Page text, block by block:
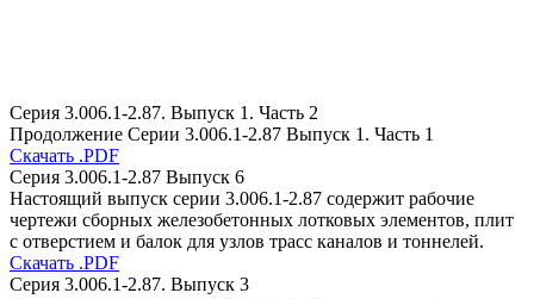
Серия 3.006.1-2.87. Выпуск 1. Часть 2
Продолжение Серии 3.006.1-2.87 Выпуск 1. Часть 1
Скачать .PDF
Серия 3.006.1-2.87 Выпуск 6
Настоящий выпуск серии 3.006.1-2.87 содержит рабочие
чертежи сборных железобетонных лотковых элементов, плит
с отверстием и балок для узлов трасс каналов и тоннелей.
Скачать .PDF
Серия 3.006.1-2.87. Выпуск 3